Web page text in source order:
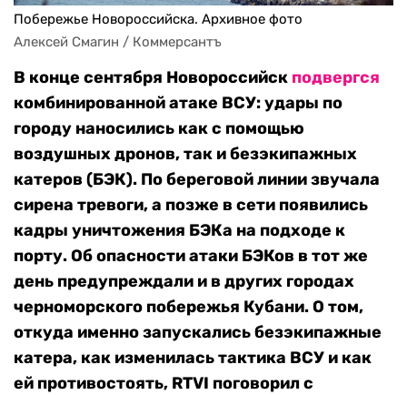
Побережье Новороссийска. Архивное фото
Алексей Смагин / Коммерсантъ
В конце сентября Новороссийск подвергся
комбинированной атаке ВСУ: удары по
городу наносились как с помощью
воздушных дронов, так и безэкипажных
катеров (БЭК). По береговой линии звучала
сирена тревоги, а позже в сети появились
кадры уничтожения БЭКа на подходе к
порту. Об опасности атаки БЭКов в тот же
день предупреждали и в других городах
черноморского побережья Кубани. О том,
откуда именно запускались безэкипажные
катера, как изменилась тактика ВСУ и как
ей противостоять, RTVI поговорил с